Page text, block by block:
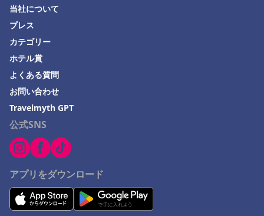
平塚市でのホテル
鶴岡市でのホテル
グアムでのホテル
加西市でのホテル
小浜でのホテル
公式SNS
アプリをダウンロード
当社について
プレス
カテゴリー
ホテル賞
よくある質問
お問い合わせ
Travelmyth GPT